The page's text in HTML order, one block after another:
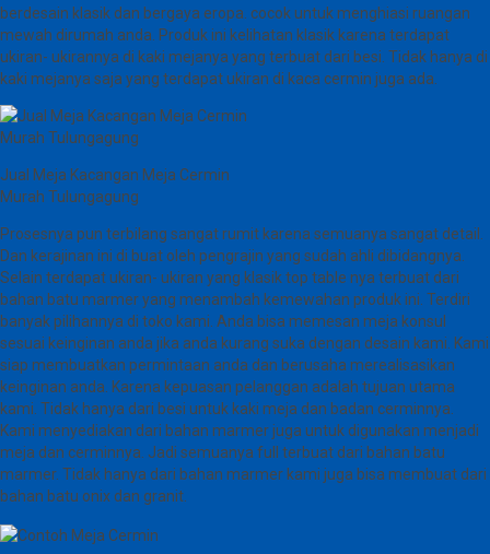
berdesain klasik dan bergaya eropa. cocok untuk menghiasi ruangan
mewah dirumah anda. Produk ini kelihatan klasik karena terdapat
ukiran- ukirannya di kaki mejanya yang terbuat dari besi. Tidak hanya di
kaki mejanya saja yang terdapat ukiran di kaca cermin juga ada.
Jual Meja Kacangan Meja Cermin
Murah Tulungagung
Prosesnya pun terbilang sangat rumit karena semuanya sangat detail.
Dan kerajinan ini di buat oleh pengrajin yang sudah ahli dibidangnya.
Selain terdapat ukiran- ukiran yang klasik top table nya terbuat dari
bahan batu marmer yang menambah kemewahan produk ini. Terdiri
banyak pilihannya di toko kami. Anda bisa memesan meja konsul
sesuai keinginan anda jika anda kurang suka dengan desain kami. Kami
siap membuatkan permintaan anda dan berusaha merealisasikan
keinginan anda. Karena kepuasan pelanggan adalah tujuan utama
kami. Tidak hanya dari besi untuk kaki meja dan badan cerminnya.
Kami menyediakan dari bahan marmer juga untuk digunakan menjadi
meja dan cerminnya. Jadi semuanya full terbuat dari bahan batu
marmer. Tidak hanya dari bahan marmer kami juga bisa membuat dari
bahan batu onix dan granit.